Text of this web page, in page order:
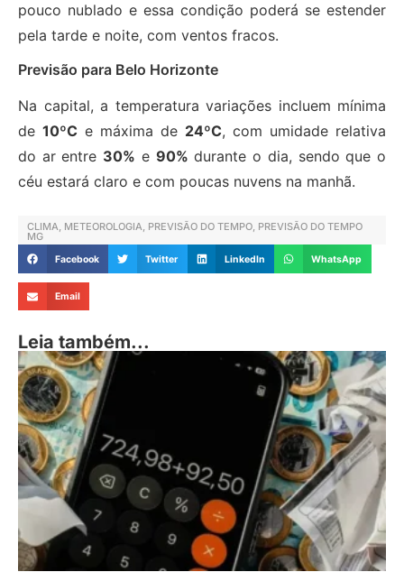
pouco nublado e essa condição poderá se estender
pela tarde e noite, com ventos fracos.
Previsão para Belo Horizonte
Na capital, a temperatura variações incluem mínima
de 10ºC e máxima de 24ºC, com umidade relativa
do ar entre 30% e 90% durante o dia, sendo que o
céu estará claro e com poucas nuvens na manhã.
CLIMA, METEOROLOGIA, PREVISÃO DO TEMPO, PREVISÃO DO TEMPO
MG
Facebook Twitter LinkedIn WhatsApp
Email
Leia também...